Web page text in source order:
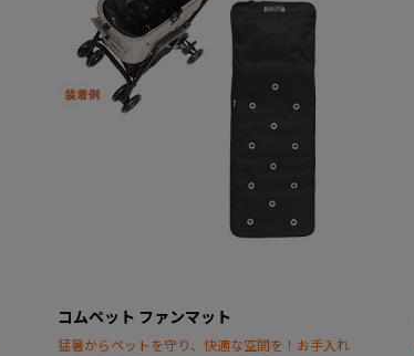
コムペット ファンマット
猛暑からペットを守り、快適な空間を！お手入れ